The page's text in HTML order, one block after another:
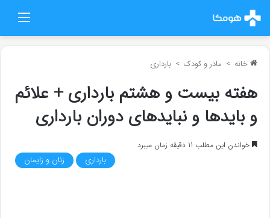
خانه > مادر و کودک > بارداری
هفته بیست و هشتم بارداری + علائم
و بایدها و نبایدهای دوران بارداری
خواندن این مطلب 11 دقیقه زمان میبرد
بارداری زنان و زایمان